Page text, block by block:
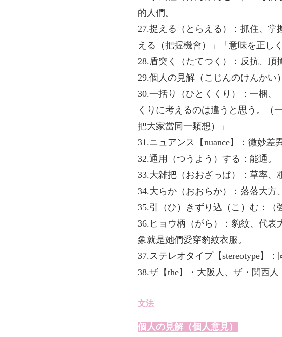
的人們。
27.捉える（とらえる）：抓住、
える（把握機會）」「意味を正し
28.盾突く（たてつく）：反抗、頂
29.個人の見解（こじんのけんかい
30.一括り（ひとくくり）：一梱、
くりに考えるのは違うと思う。（
把大家當同一類想）」
31.ニュアンス【nuance】：微妙差異
32.通用（つうよう）する：能通。
33.大雑把（おおざっぱ）：草率、
34.大らか（おおらか）：落落大方
35.引（ひ）きずり込（こ）む：（
36.ヒョウ柄（がら）：豹紋、代
象就是她們愛穿豹紋衣服。
37.ステレオタイプ【stereotype】
38.ザ【the】・大阪人、ザ・関西
文法
個人の見解（個人意見）